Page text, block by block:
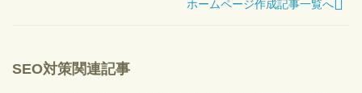
ホームページ作成記事一覧へ
SEO対策関連記事